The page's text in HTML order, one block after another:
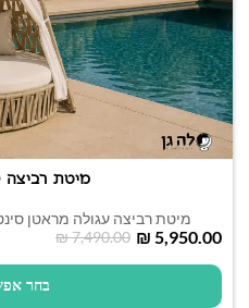
מיטת רביצה
מיטת רביצה עגולה מראטן
₪7,490.00 ₪ 5,950.00
בחר